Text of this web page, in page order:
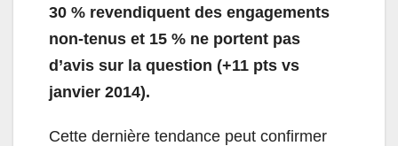
30 % revendiquent des engagements
non-tenus et 15 % ne portent pas
d’avis sur la question (+11 pts vs
janvier 2014).
Cette dernière tendance peut confirmer